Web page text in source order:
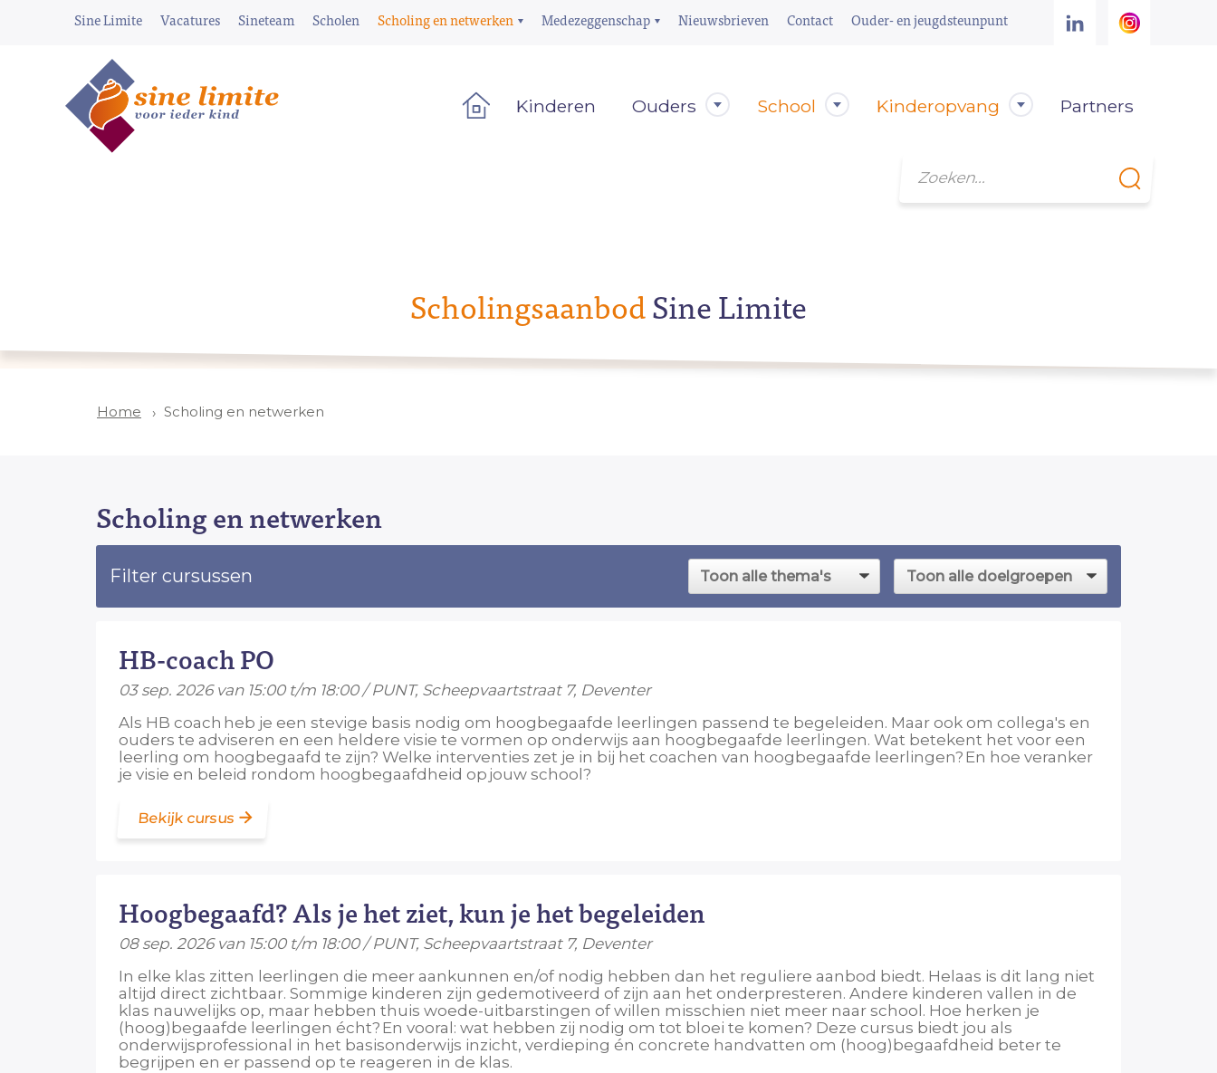
Sine Limite Vacatures Sineteam Scholen Scholing en netwerken Medezeggenschap Nieuwsbrieven Contact Ouder- en jeugdsteunpunt
Kinderen Ouders School Kinderopvang Partners
Zoeken
ScholingsaanbodSine Limite
Home Scholing en netwerken
Scholing en netwerken
Filter cursussen
HB-coach PO
03 sep. 2026 van 15:00 t/m 18:00 / PUNT, Scheepvaartstraat 7, Deventer
Als HB coach heb je een stevige basis nodig om hoogbegaafde leerlingen passend te begeleiden. Maar ook om collega's en
ouders te adviseren en een heldere visie te vormen op onderwijs aan hoogbegaafde leerlingen. Wat betekent het voor een
leerling om hoogbegaafd te zijn? Welke interventies zet je in bij het coachen van hoogbegaafde leerlingen? En hoe veranker
je visie en beleid rondom hoogbegaafdheid op jouw school?
Bekijk cursus
Hoogbegaafd? Als je het ziet, kun je het begeleiden
08 sep. 2026 van 15:00 t/m 18:00 / PUNT, Scheepvaartstraat 7, Deventer
In elke klas zitten leerlingen die meer aankunnen en/of nodig hebben dan het reguliere aanbod biedt. Helaas is dit lang niet
altijd direct zichtbaar. Sommige kinderen zijn gedemotiveerd of zijn aan het onderpresteren. Andere kinderen vallen in de
klas nauwelijks op, maar hebben thuis woede-uitbarstingen of willen misschien niet meer naar school. Hoe herken je
(hoog)begaafde leerlingen écht? En vooral: wat hebben zij nodig om tot bloei te komen? Deze cursus biedt jou als
onderwijsprofessional in het basisonderwijs inzicht, verdieping én concrete handvatten om (hoog)begaafdheid beter te
begrijpen en er passend op te reageren in de klas.